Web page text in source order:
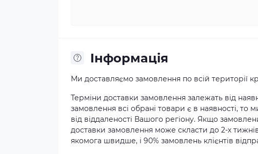
Iнформація
Ми доставляємо замовлення по всій території
Терміни доставки замовлення залежать від
замовлення всі обрані товари є в наявності, то
від віддаленості Вашого регіону. Якщо
доставки замовлення може скласти до 2-х
якомога швидше, і 90% замовлень клієнтів